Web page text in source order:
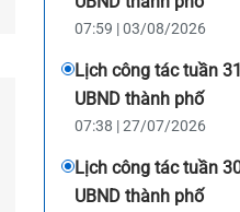
07:59 | 03/08/2026
Lịch công tác tuần
UBND thành phố
07:38 | 27/07/2026
Lịch công tác tuần
UBND thành phố